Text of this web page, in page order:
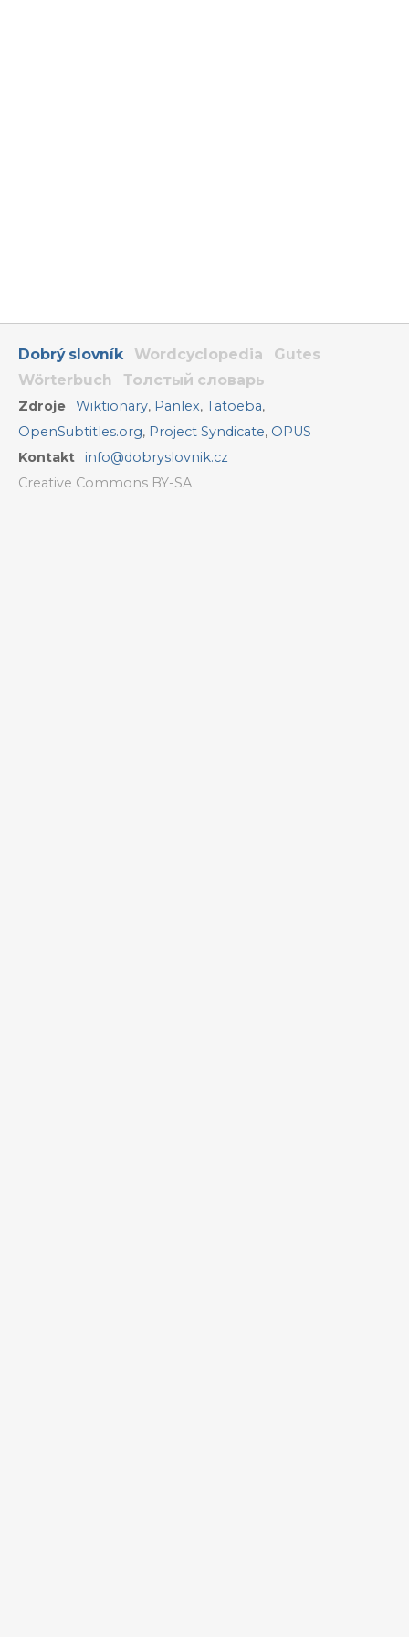
Dobrý slovník Wordcyclopedia
Gutes
Wörterbuch
Толстый словарь
Zdroje Wiktionary, Panlex,Tatoeba,
OpenSubtitles.org, Project Syndicate, OPUS
Kontakt
info@dobryslovnik.cz
Creative Commons BY-SA